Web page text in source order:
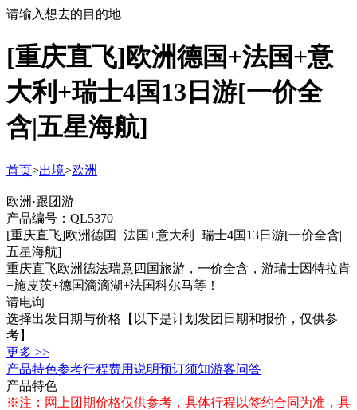
请输入想去的目的地
[重庆直飞]欧洲德国+法国+意
大利+瑞士4国13日游[一价全
含|五星海航]
首页>出境>欧洲
欧洲·跟团游
产品编号：QL5370
[重庆直飞]欧洲德国+法国+意大利+瑞士4国13日游[一价全含|
五星海航]
重庆直飞欧洲德法瑞意四国旅游，一价全含，游瑞士因特拉肯
+施皮茨+德国滴滴湖+法国科尔马等！
请电询
选择出发日期与价格 【以下是计划发团日期和报价，仅供参
考】
更多 >>
产品特色参考行程费用说明预订须知游客问答
产品特色
※注：网上团期价格仅供参考，具体行程以签约合同为准，具